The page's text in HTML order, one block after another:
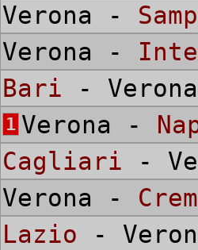
Verona -
Verona -
Bari - Verona
1 Verona -
Cagliari -
Verona -
Lazio -